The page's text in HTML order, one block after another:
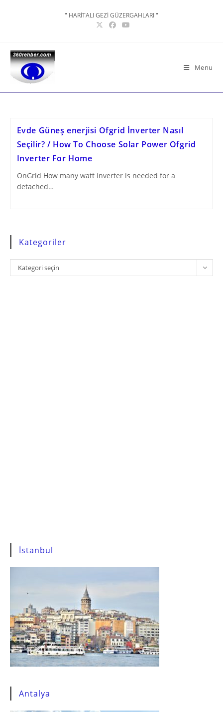
" HARİTALI GEZİ GÜZERGAHLARI "
Menu
Evde Güneş enerjisi Ofgrid İnverter Nasıl
Seçilir? / How To Choose Solar Power Ofgrid
Inverter For Home
OnGrid How many watt inverter is needed for a
detached…
Kategoriler
Kategoriler
Kategori seçin
İstanbul
Antalya